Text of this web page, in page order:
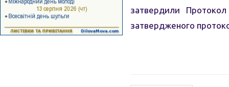
затвердили
затвердженого